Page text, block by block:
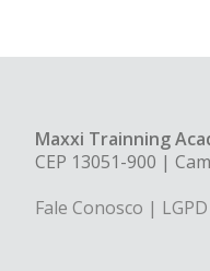
Maxxi Trainning
CEP 13051-900 |
Fale Conosco | LGPD